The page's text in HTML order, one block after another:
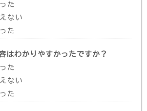
た
ない
た
はわかりやすかったですか？
た
ない
た